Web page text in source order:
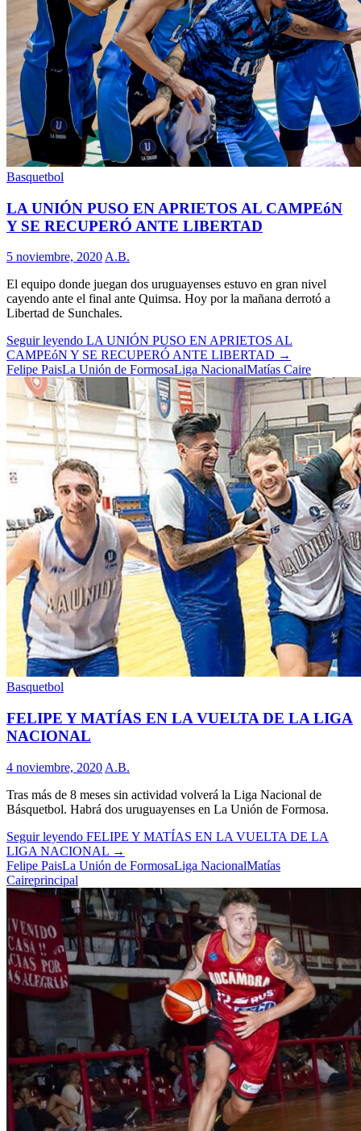
Basquetbol
LA UNIÓN PUSO EN APRIETOS AL CAMPEóN
Y SE RECUPERÓ ANTE LIBERTAD
5 noviembre, 2020A.B.
El equipo donde juegan dos uruguayenses estuvo en gran nivel
cayendo ante el final ante Quimsa. Hoy por la mañana derrotó a
Libertad de Sunchales.
Seguir leyendo LA UNIÓN PUSO EN APRIETOS AL
CAMPEóN Y SE RECUPERÓ ANTE LIBERTAD →
Felipe PaisLa Unión de FormosaLiga NacionalMatías Caire
Basquetbol
FELIPE Y MATÍAS EN LA VUELTA DE LA LIGA
NACIONAL
4 noviembre, 2020 A.B.
Tras más de 8 meses sin actividad volverá la Liga Nacional de
Básquetbol. Habrá dos uruguayenses en La Unión de Formosa.
Seguir leyendo FELIPE Y MATÍAS EN LA VUELTA DE LA
LIGA NACIONAL →
Felipe PaisLa Unión de FormosaLiga NacionalMatías
Caireprincipal